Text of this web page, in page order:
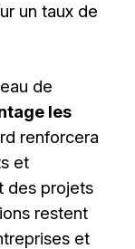
un taux de
de
les
renforcera
et
des projets
restent
et